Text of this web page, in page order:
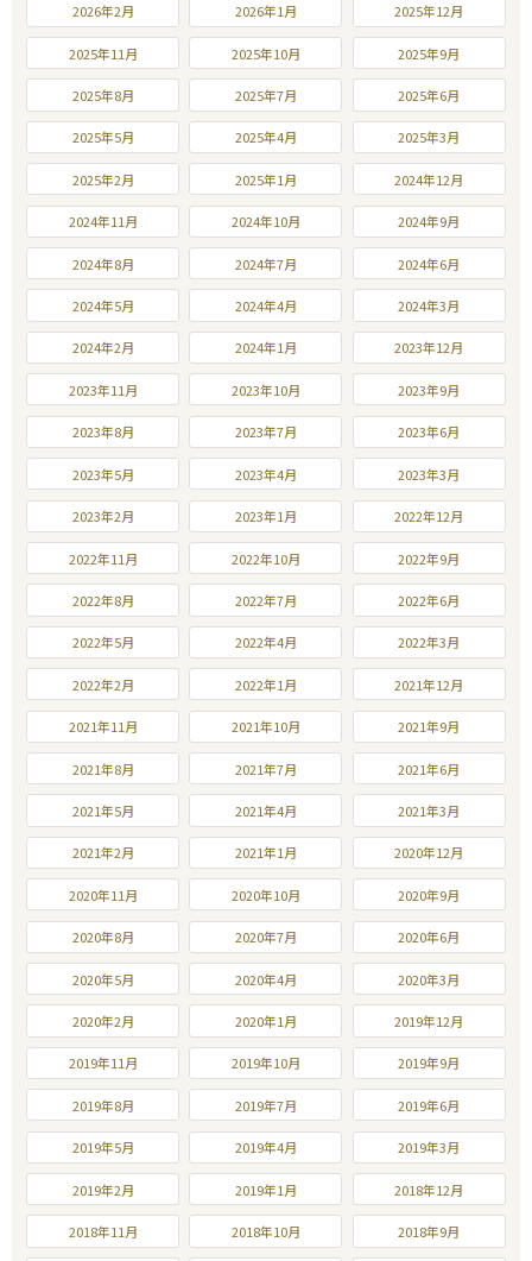
2026年2月 2026年1月 2025年12月
2025年11月 2025年10月 2025年9月
2025年8月 2025年7月 2025年6月
2025年5月 2025年4月 2025年3月
2025年2月 2025年1月 2024年12月
2024年11月 2024年10月 2024年9月
2024年8月 2024年7月 2024年6月
2024年5月 2024年4月 2024年3月
2024年2月 2024年1月 2023年12月
2023年11月 2023年10月 2023年9月
2023年8月 2023年7月 2023年6月
2023年5月 2023年4月 2023年3月
2023年2月 2023年1月 2022年12月
2022年11月 2022年10月 2022年9月
2022年8月 2022年7月 2022年6月
2022年5月 2022年4月 2022年3月
2022年2月 2022年1月 2021年12月
2021年11月 2021年10月 2021年9月
2021年8月 2021年7月 2021年6月
2021年5月 2021年4月 2021年3月
2021年2月 2021年1月 2020年12月
2020年11月 2020年10月 2020年9月
2020年8月 2020年7月 2020年6月
2020年5月 2020年4月 2020年3月
2020年2月 2020年1月 2019年12月
2019年11月 2019年10月 2019年9月
2019年8月 2019年7月 2019年6月
2019年5月 2019年4月 2019年3月
2019年2月 2019年1月 2018年12月
2018年11月 2018年10月 2018年9月